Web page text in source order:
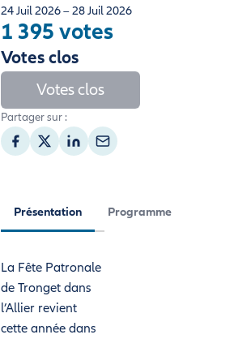
24 Juil 2026 – 28 Juil 2026
1 395 votes
Votes clos
Votes clos
Partager sur :
Présentation Programme
La Fête Patronale
de Tronget dans
l’Allier revient
cette année dans